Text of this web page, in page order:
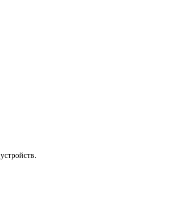
устройств.